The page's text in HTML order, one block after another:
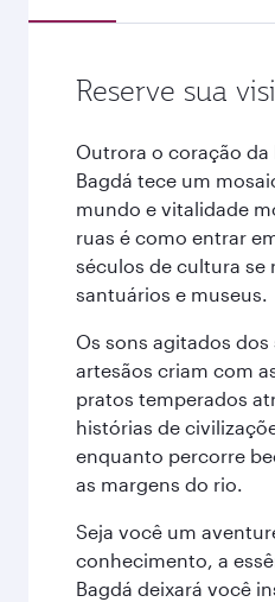
Reserve sua
Outrora o coração da
Bagdá tece um
mundo e vitalidade
ruas é como entrar
séculos de cultura se
santuários e museus.
Os sons agitados
artesãos criam com
pratos temperados
histórias de
enquanto percorre
as margens do rio.
Seja você um
conhecimento, a
Bagdá deixará você